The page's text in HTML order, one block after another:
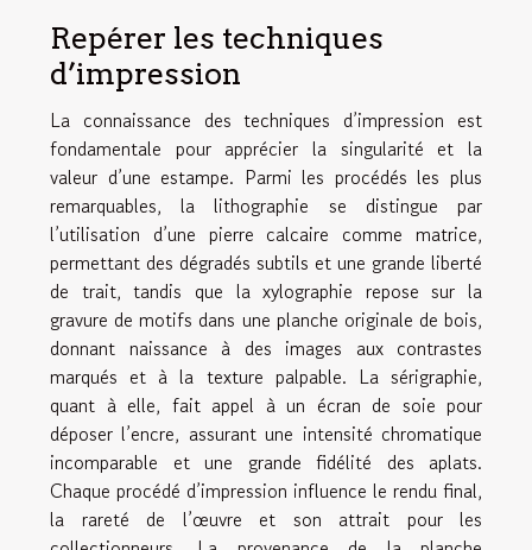
Repérer les techniques
d’impression
La connaissance des techniques d’impression est
fondamentale pour apprécier la singularité et la
valeur d’une estampe. Parmi les procédés les plus
remarquables, la lithographie se distingue par
l’utilisation d’une pierre calcaire comme matrice,
permettant des dégradés subtils et une grande liberté
de trait, tandis que la xylographie repose sur la
gravure de motifs dans une planche originale de bois,
donnant naissance à des images aux contrastes
marqués et à la texture palpable. La sérigraphie,
quant à elle, fait appel à un écran de soie pour
déposer l’encre, assurant une intensité chromatique
incomparable et une grande fidélité des aplats.
Chaque procédé d’impression influence le rendu final,
la rareté de l’œuvre et son attrait pour les